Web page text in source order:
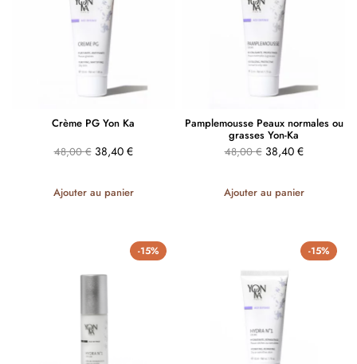
Crème PG Yon Ka
48,00€ 38,40 €
Ajouter au panier
Pamplemousse Peaux normales ou
grasses Yon-Ka
48,00€ 38,40 €
Ajouter au panier
-15% -15%